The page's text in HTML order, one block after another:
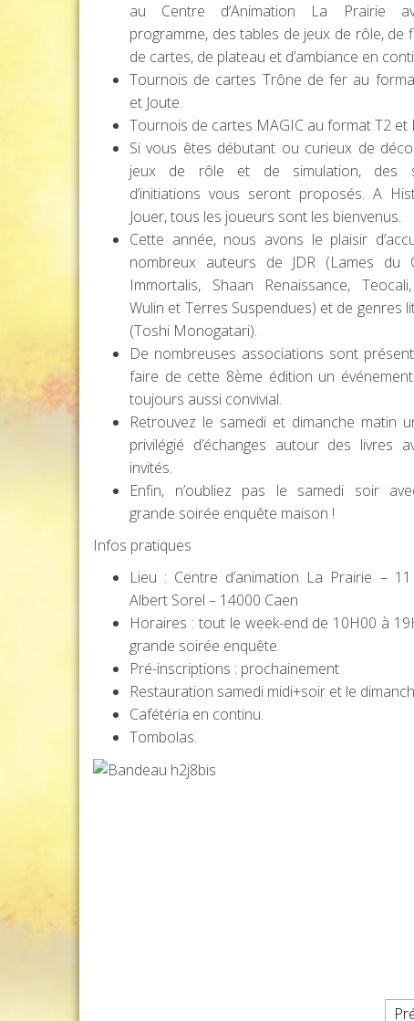
au Centre d’Animation La Prairie
programme, des tables de jeux de rôle, de
de cartes, de plateau et d’ambiance en
Tournois de cartes Trône de fer au
et Joute.
Tournois de cartes MAGIC au format T2 et
Si vous êtes débutant ou curieux de
jeux de rôle et de simulation, des
d’initiations vous seront proposés. A
Jouer, tous les joueurs sont les bienvenus.
Cette année, nous avons le plaisir
nombreux auteurs de JDR (Lames du
Immortalis, Shaan Renaissance,
Wulin et Terres Suspendues) et de genres
(Toshi Monogatari).
De nombreuses associations sont
faire de cette 8ème édition un
toujours aussi convivial.
Retrouvez le samedi et dimanche matin
privilégié d’échanges autour des livres
invités.
Enfin, n’oubliez pas le samedi soir
grande soirée enquête maison !
Infos pratiques
Lieu : Centre d’animation La Prairie –
Albert Sorel – 14000 Caen
Horaires : tout le week-end de 10H00 à
grande soirée enquête.
Pré-inscriptions : prochainement
Restauration samedi midi+soir et le
Cafétéria en continu.
Tombolas.